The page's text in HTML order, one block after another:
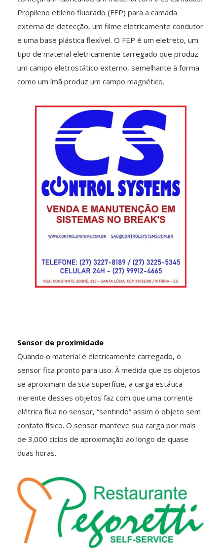
Propileno etileno fluorado (FEP) para a camada
externa de detecção, um filme eletricamente condutor
e uma base plástica flexível. O FEP é um eletreto, um
tipo de material eletricamente carregado que produz
um campo eletrostático externo, semelhante à forma
como um ímã produz um campo magnético.
Sensor de proximidade
Quando o material é eletricamente carregado, o
sensor fica pronto para uso. À medida que os objetos
se aproximam da sua superfície, a carga estática
inerente desses objetos faz com que uma corrente
elétrica flua no sensor, “sentindo” assim o objeto sem
contato físico. O sensor manteve sua carga por mais
de 3.000 ciclos de aproximação ao longo de quase
duas horas.